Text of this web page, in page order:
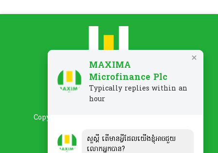
គោលការណ៍ឯកជនភាព ពាក្យបណ្តឹង/មតិត្រឡប់
Copyright 2026 MAXIMA Microfinance Plc.
MAXIMA
Microfinance Plc
Typically replies within an
hour
សួស្ដី តើមានអ្វីដែលយើងខ្ញុំអាចជួយ
លោកអ្នកបាន?